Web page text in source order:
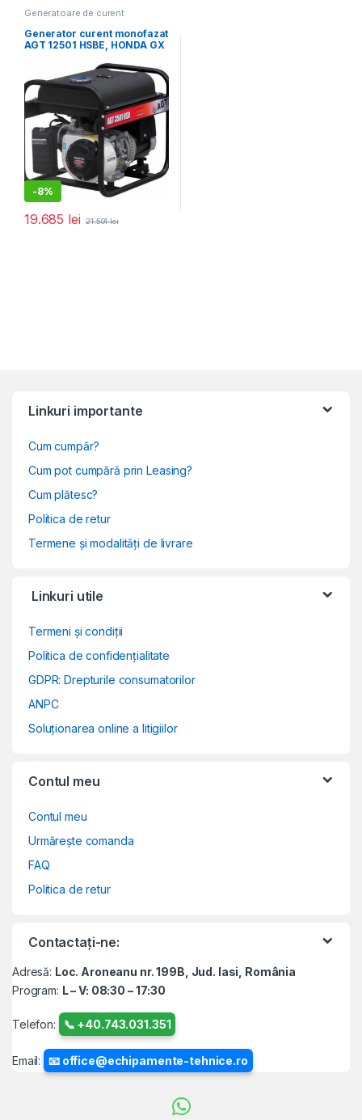
Generatoare de curent
electrice
Generator curent monofazat
AGT 12501 HSBE, HONDA GX
-8%
19.685 lei 21.501lei
Linkuri importante
Cum cumpăr?
Cum pot cumpără prin Leasing?
Cum plătesc?
Politica de retur
Termene și modalități de livrare
Linkuri utile
Termeni și condiții
Politica de confidențialitate
GDPR: Drepturile consumatorilor
ANPC
Soluționarea online a litigiilor
Contul meu
Contul meu
Urmărește comanda
FAQ
Politica de retur
Contactați-ne:
Adresă: Loc. Aroneanu nr. 199B, Jud. Iasi, România
Program: L – V: 08:30 – 17:30
Telefon: 📞 +40.743.031.351
Email: 📧 office@echipamente-tehnice.ro